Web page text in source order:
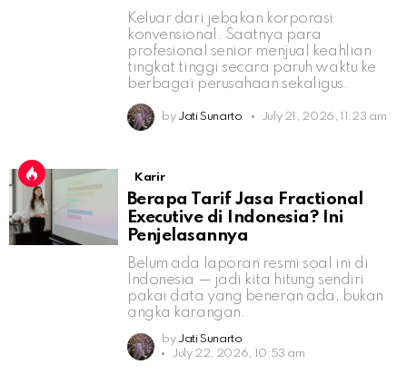
Keluar dari jebakan korporasi
konvensional. Saatnya para
profesional senior menjual keahlian
tingkat tinggi secara paruh waktu ke
berbagai perusahaan sekaligus.
by Jati Sunarto July 21, 2026, 11:23 am
Karir
Berapa Tarif Jasa Fractional
Executive di Indonesia? Ini
Penjelasannya
Belum ada laporan resmi soal ini di
Indonesia — jadi kita hitung sendiri
pakai data yang beneran ada, bukan
angka karangan.
by Jati Sunarto
July 22, 2026, 10:53 am